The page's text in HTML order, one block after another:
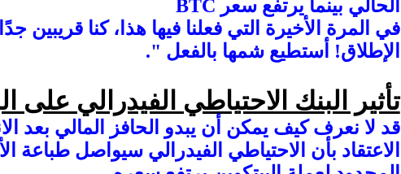
الحالي بينما يرتفع سعر BTC
في المرة الأخيرة التي فعلنا فيها هذا، كنا
الإطلاق! أستطيع شمها بالفعل ".
تأثير البنك الاحتياطي الفيدرالي على
قد لا نعرف كيف يمكن أن يبدو الحافز المالي بعد
الاعتقاد بأن الاحتياطي الفيدرالي سيواصل طباعة